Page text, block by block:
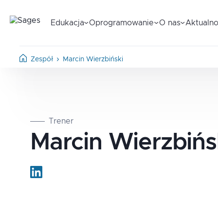
Edukacja Oprogramowanie O nas
Zespół Marcin Wierzbiński
Trener
Marcin